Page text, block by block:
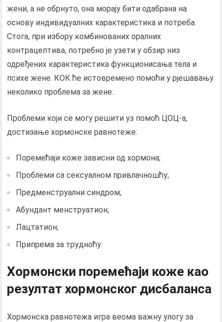
жени, а не обрнуто, она морају бити одабрана на
основу индивидуалних карактеристика и потреба.
Стога, при избору комбинованих оралних
контрацептива, потребно је узети у обзир низ
одређених карактеристика функционисања тела и
психе жене. КОК ће истовремено помоћи у рјешавању
неколико проблема за жене..
Проблеми који се могу решити уз помоћ ЦОЦ-а,
достизање хормонске равнотеже:
Поремећаји коже зависни од хормона;
Проблеми са сексуалном привлачношћу;
Предменструални синдром;
Абундант менструатион;
Лацтатион;
Припрема за трудноћу.
Хормонски поремећаји коже као
резултат хормонског дисбаланса
Хормонска равнотежа игра веома важну улогу за